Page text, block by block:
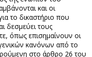
και οι
το δικαστήριο που
δεσμεύει τους
όπως επισημαίνουν οι
κανόνων από το
στο άρθρο 26 του